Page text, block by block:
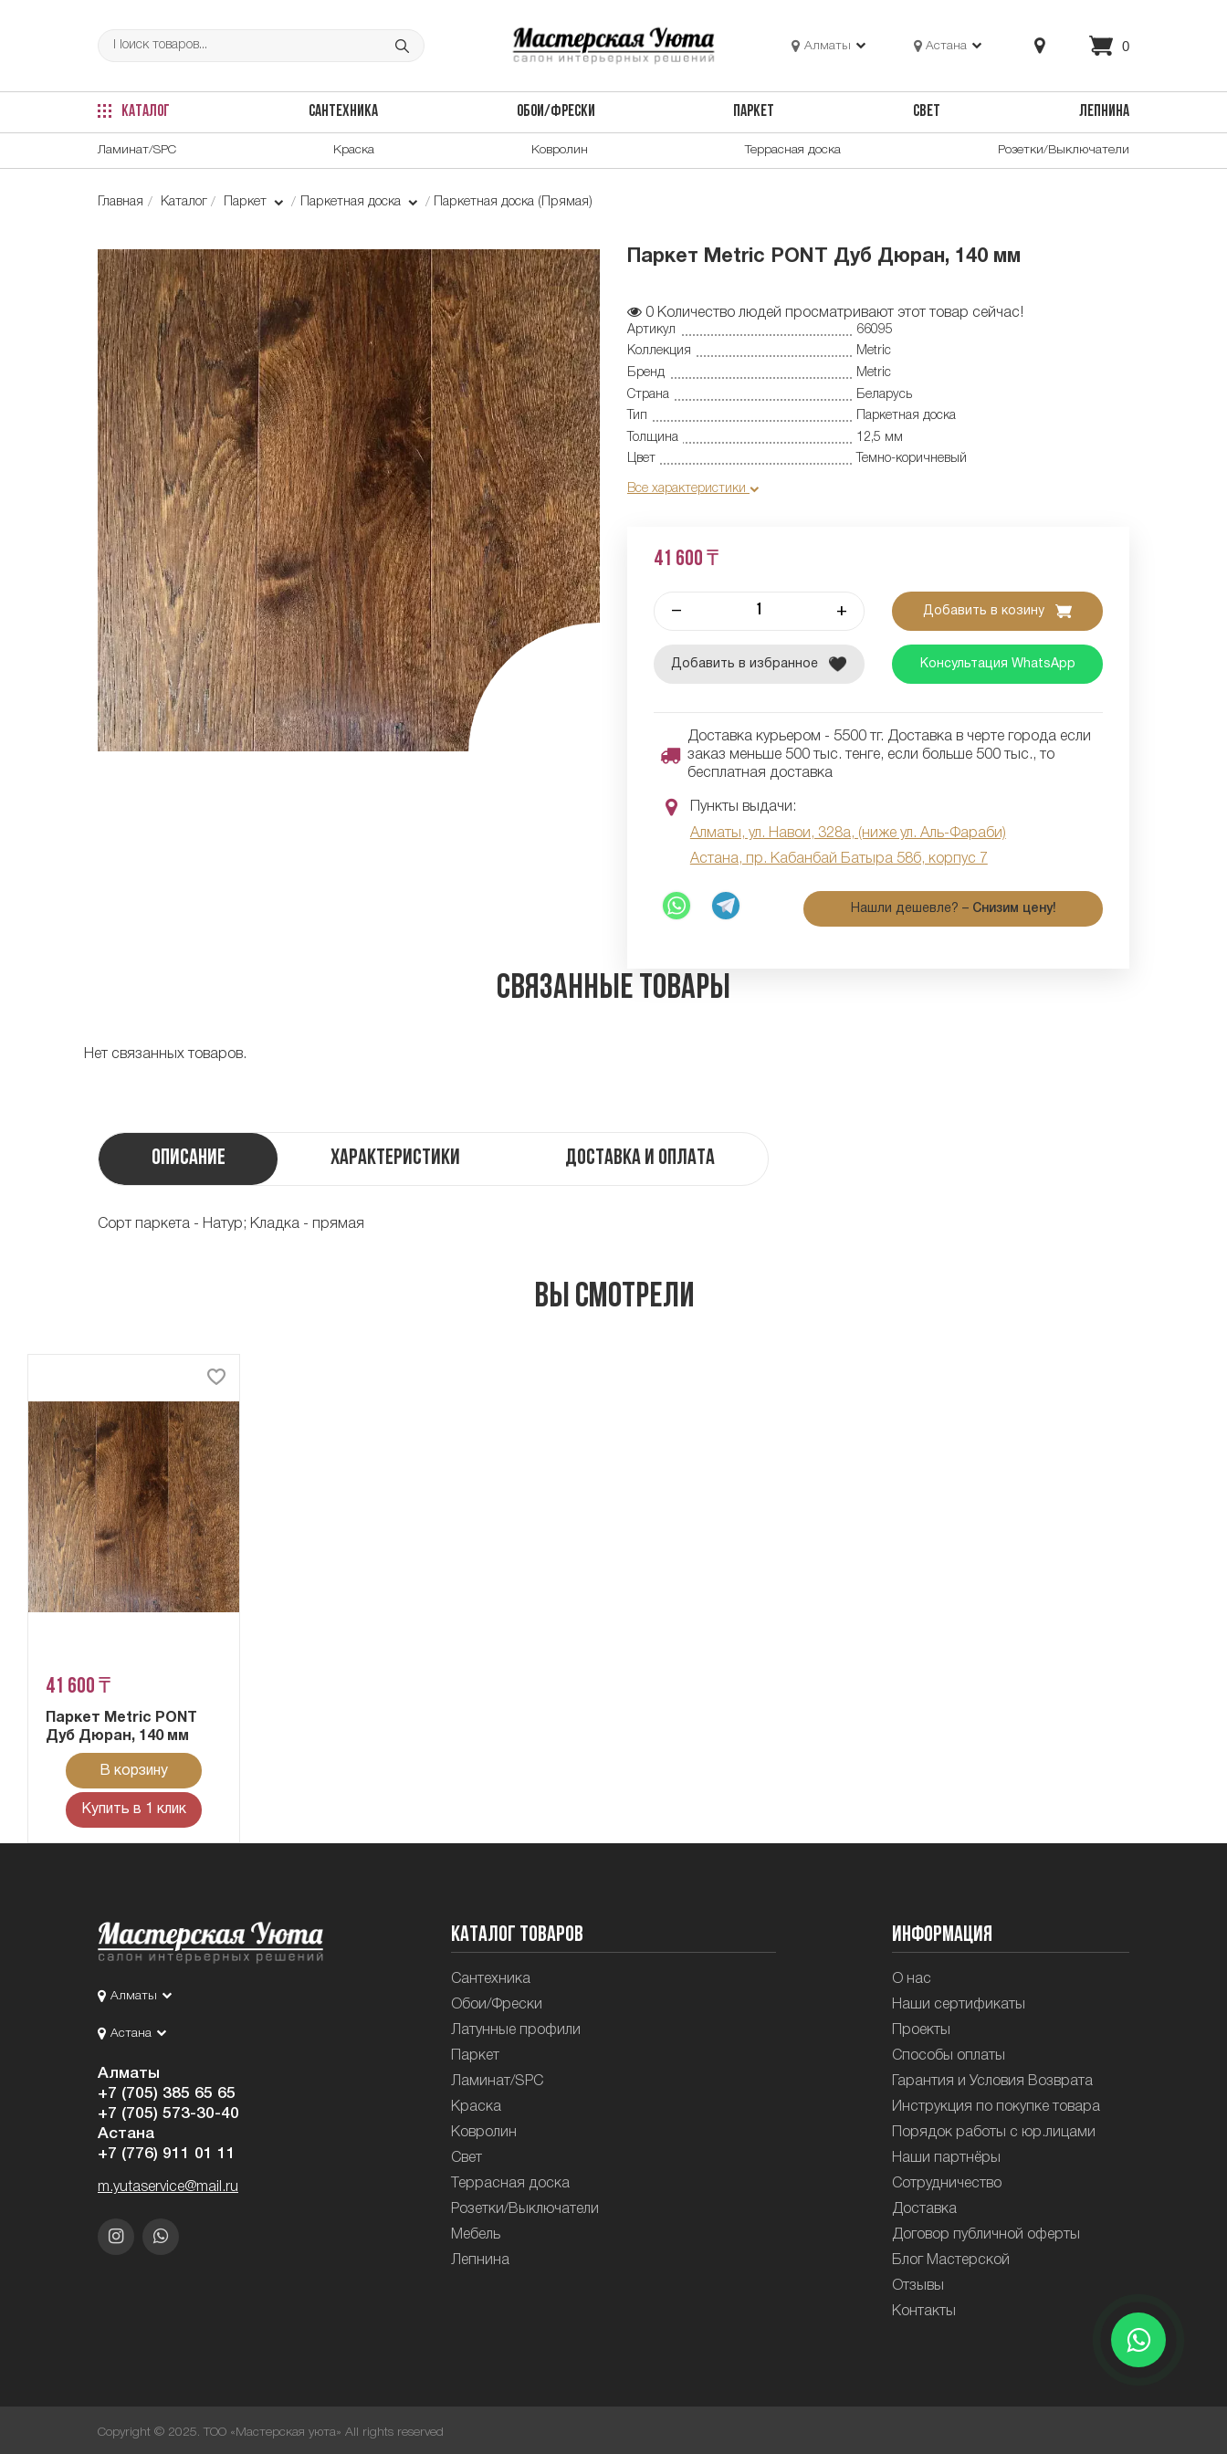
Алматы Астана 0
КАТАЛОГ САНТЕХНИКА ОБОИ/ФРЕСКИ ПАРКЕТ СВЕТ ЛЕПНИНА
Ламинат/SPC Краска Ковролин Террасная доска Розетки/Выключатели
Главная Каталог Паркет Паркетная доска Паркетная доска (Прямая)
Паркет Metric PONT Дуб Дюран, 140 мм
0 Количество людей просматривают этот товар сейчас!
Артикул
66095
Коллекция
Metric
Бренд
Metric
Страна
Беларусь
Тип
Паркетная доска
Толщина
12,5 мм
Цвет
Темно-коричневый
Все характеристики
41 600 ₸
– + Добавить в козину
Добавить в избранное Консультация WhatsApp
Доставка курьером - 5500 тг. Доставка в черте города если
заказ меньше 500 тыс. тенге, если больше 500 тыс., то
бесплатная доставка
Пункты выдачи:
Алматы, ул. Навои, 328а, (ниже ул. Аль-Фараби)
Астана, пр. Кабанбай Батыра 58б, корпус 7
Нашли дешевле? – Снизим цену!
Связанные товары
Нет связанных товаров.
Описание Характеристики Доставка и оплата
Сорт паркета - Натур; Кладка - прямая
Вы смотрели
41 600 ₸
Паркет Metric PONT
Дуб Дюран, 140 мм
В корзину
Купить в 1 клик
Алматы
Астана
Алматы
+7 (705) 385 65 65
+7 (705) 573-30-40
Астана
+7 (776) 911 01 11
m.yutaservice@mail.ru
Каталог товаров
Сантехника
Обои/Фрески
Латунные профили
Паркет
Ламинат/SPC
Краска
Ковролин
Свет
Террасная доска
Розетки/Выключатели
Мебель
Лепнина
Информация
О нас
Наши сертификаты
Проекты
Способы оплаты
Гарантия и Условия Возврата
Инструкция по покупке товара
Порядок работы с юр.лицами
Наши партнёры
Сотрудничество
Доставка
Договор публичной оферты
Блог Мастерской
Отзывы
Контакты
Copyright © 2025. ТОО «Мастерская уюта» All rights reserved